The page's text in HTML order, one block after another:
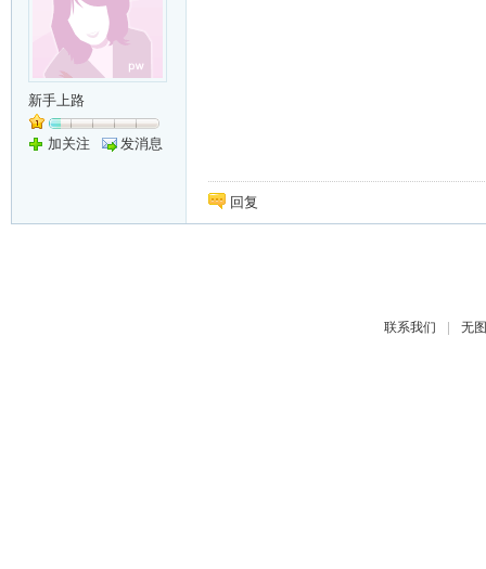
新手上路
加关注 发消息
回复
联系我们 | 无